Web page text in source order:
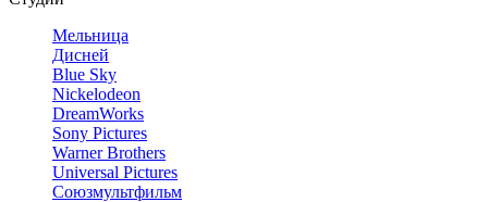
Мельница
Дисней
Blue Sky
Nickelodeon
DreamWorks
Sony Pictures
Warner Brothers
Universal Pictures
Союзмультфильм